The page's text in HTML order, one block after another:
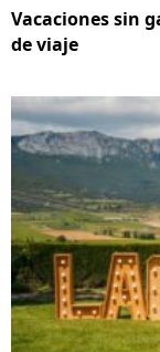
Vacaciones sin
de viaje